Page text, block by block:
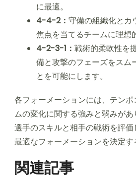
に最適。
4-4-2： 守備の組織化とカ
焦点を当てるチームに理想
4-2-3-1： 戦術的柔軟性を
備と攻撃のフェーズをスム
とを可能にします。
各フォーメーションには、テン
ムの変化に関する強みと弱みがあ
選手のスキルと相手の戦術を評
最適なフォーメーションを決定す
関連記事